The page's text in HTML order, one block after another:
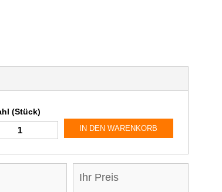
(Stück)
IN DEN WARENKORB
Ihr Preis